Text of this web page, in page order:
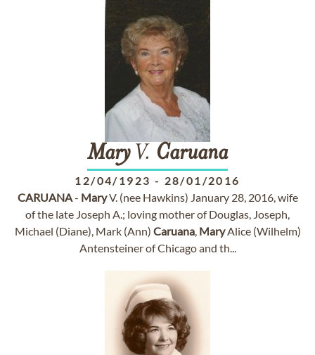
MaryV. Caruana
12/04/1923 - 28/01/2016
CARUANA- MaryV. (nee Hawkins) January 28, 2016, wife
of the late Joseph A.; loving mother of Douglas, Joseph,
Michael (Diane), Mark (Ann) Caruana, MaryAlice (Wilhelm)
Antensteiner of Chicago and th...